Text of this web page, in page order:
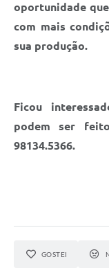
oportunidade
com mais
sua produção.
Ficou
podem ser
98134.5366.
GOSTEI